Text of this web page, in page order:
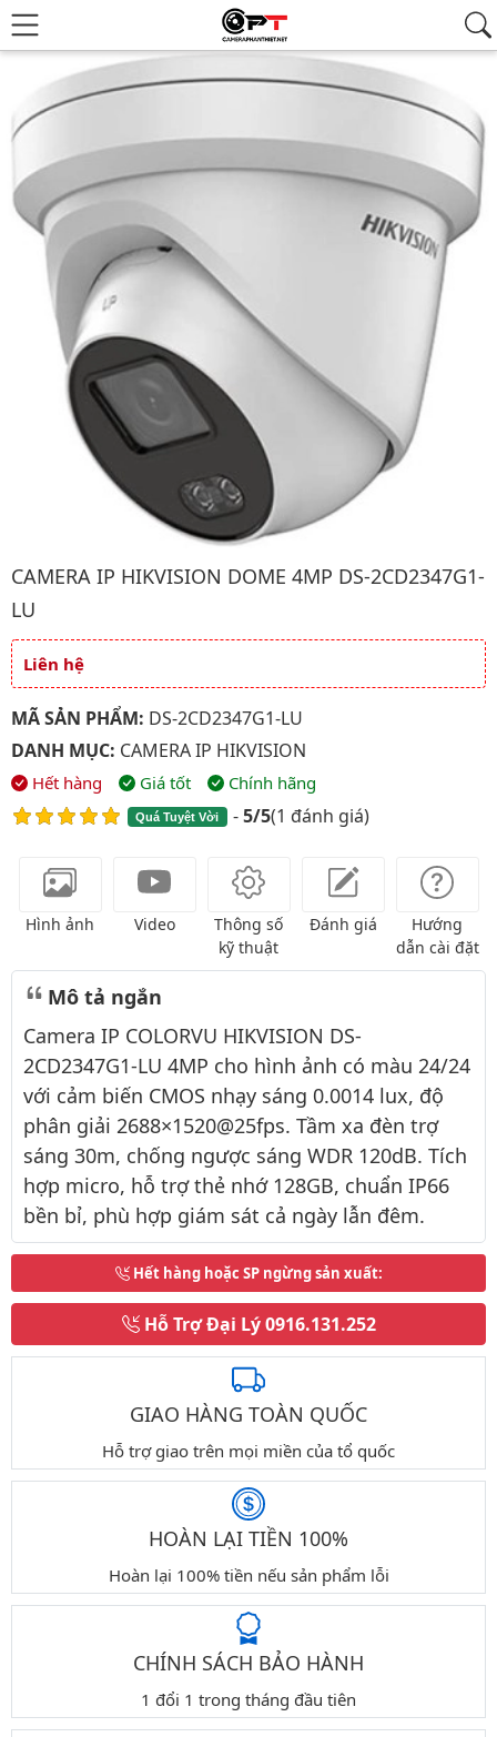
CAMERA IP HIKVISION DOME 4MP DS-2CD2347G1-
LU
Giá và khuyến mãi
Liên hệ
MÃ SẢN PHẨM: DS-2CD2347G1-LU
DANH MỤC: CAMERA IP HIKVISION
Hết hàng Giá tốt Chính hãng
Quá Tuyệt Vời -5/5(1 đánh giá)
Hình ảnh Video
Thông số
kỹ thuật
Đánh giá
Hướng
dẫn cài đặt
Mô tả ngắn
Camera IP COLORVU HIKVISION DS-
2CD2347G1-LU 4MP cho hình ảnh có màu 24/24
với cảm biến CMOS nhạy sáng 0.0014 lux, độ
phân giải 2688×1520@25fps. Tầm xa đèn trợ
sáng 30m, chống ngược sáng WDR 120dB. Tích
hợp micro, hỗ trợ thẻ nhớ 128GB, chuẩn IP66
bền bỉ, phù hợp giám sát cả ngày lẫn đêm.
Hết hàng hoặc SP ngừng sản xuất:
Hỗ Trợ Đại Lý0916.131.252
GIAO HÀNG TOÀN QUỐC
Hỗ trợ giao trên mọi miền của tổ quốc
HOÀN LẠI TIỀN 100%
Hoàn lại 100% tiền nếu sản phẩm lỗi
CHÍNH SÁCH BẢO HÀNH
1 đổi 1 trong tháng đầu tiên